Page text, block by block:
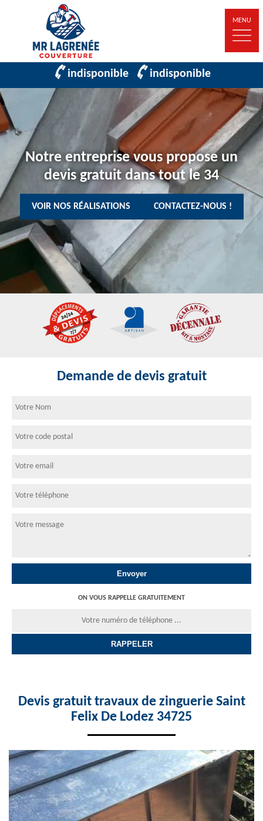
MENU
indisponible indisponible
Notre entreprise vous propose un
devis gratuit dans tout le 34
VOIR NOS RÉALISATIONS CONTACTEZ-NOUS !
Demande de devis gratuit
ON VOUS RAPPELLE GRATUITEMENT
Devis gratuit travaux de zinguerie Saint
Felix De Lodez 34725